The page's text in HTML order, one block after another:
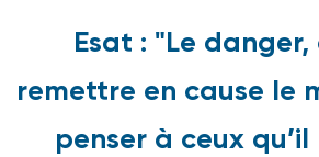
Esat : "Le danger,
remettre en cause le
penser à ceux